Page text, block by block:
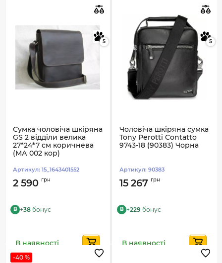
5
Сумка чоловіча шкіряна
GS 2 відділи велика
27*24*7 см коричнева
(МА 002 кор)
Артикул: 15_1643401552
2 590 грн
B +38 бонус
В наявності
5
Чоловіча шкіряна сумка
Tony Perotti Contatto
9743-18 (90383) Чорна
Артикул: 90383
15 267 грн
B +229 бонус
В наявності
-40 %